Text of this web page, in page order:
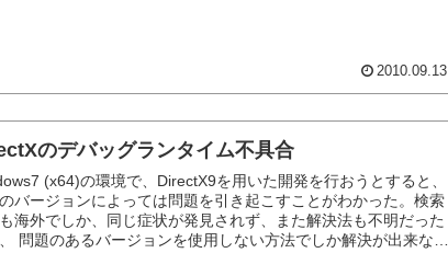
2010.09.13
のデバッグランタイム不具合
(x64)の環境で、DirectX9を用いた開発を行おうとすると、
バージョンによっては問題を引き起こすことがわかった。検索
海外でしか、同じ症状が発見されず、また解決法も不明だった
問題のあるバージョンを使用しない方法でしか解決が出来ない